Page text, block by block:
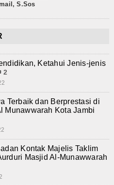
S.Sos
Ketahui Jenis-jenis
2
Terbaik dan Berprestasi di
Munawwarah Kota Jambi
Kontak Majelis Taklim
Masjid Al-Munawwarah